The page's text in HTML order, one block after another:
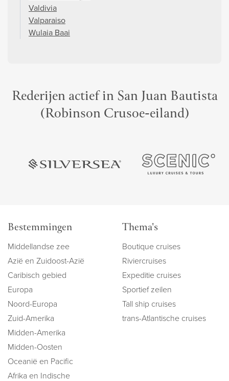
Valdivia
Valparaiso
Wulaia Baai
Rederijen actief in San Juan Bautista
(Robinson Crusoe-eiland)
Bestemmingen
Middellandse zee
Azië en Zuidoost-Azië
Caribisch gebied
Europa
Noord-Europa
Zuid-Amerika
Midden-Amerika
Midden-Oosten
Oceanië en Pacific
Afrika en Indische
Thema's
Boutique cruises
Riviercruises
Expeditie cruises
Sportief zeilen
Tall ship cruises
trans-Atlantische cruises